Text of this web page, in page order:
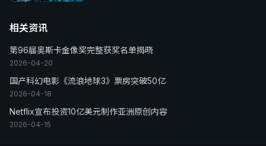
相关资讯
第96届奥斯卡金像奖完整获奖名单揭晓
2026-04-20
国产科幻电影《流浪地球3》票房突破50亿
2026-04-18
Netflix宣布投资10亿美元制作亚洲原创内容
2026-04-15